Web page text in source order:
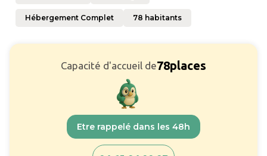
Hébergement Complet 78 habitants
Capacité d'accueil de78places
Etre rappelé dans les 48h